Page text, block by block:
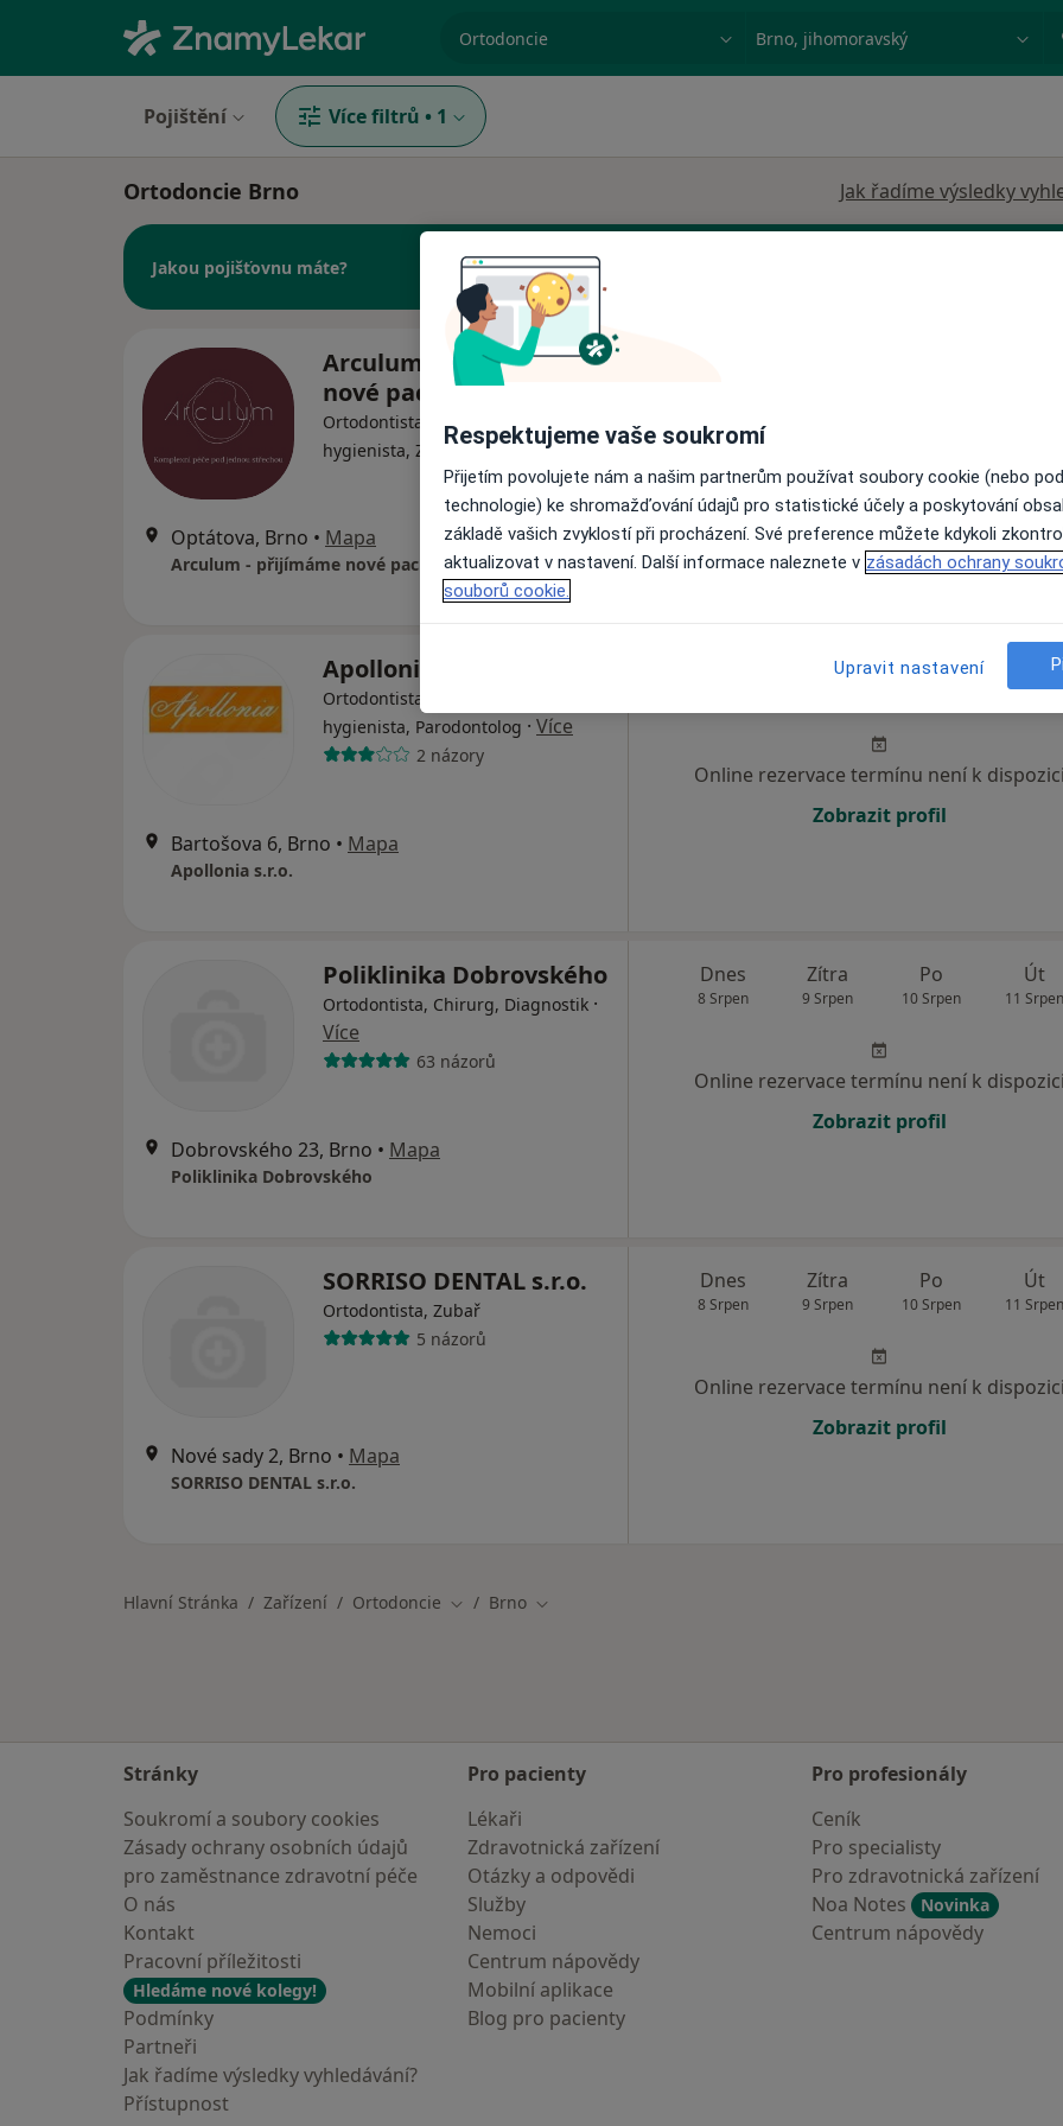
Město nebo region
Pojištění Více filtrů • 1
Ortodoncie Brno Jak řadíme výsledky
Jakou pojišťovnu máte?
Arculum - přijímáme
nové pacienty
Ortodontista, Dentální hygienistka,
hygienista, Zubař·Více
Optátova, Brno • Mapa
Arculum - přijímáme nové pacienty
Online rezervace termínu není k dispozici
Zobrazit profil
Apollonia s.r.o.
Ortodontista, Dentální hygienistka,
hygienista, Parodontolog · Více
2 názory
Bartošova 6, Brno • Mapa
Apollonia s.r.o.
Zítra Po
11
Online rezervace termínu není k dispozici
Zobrazit profil
Poliklinika Dobrovského
Ortodontista, Chirurg, Diagnostik ·
Více
63 názorů
Dobrovského 23, Brno • Mapa
Poliklinika Dobrovského
Dnes
8 Srpen
Zítra
9 Srpen
Po
10 Srpen
Út
11 Srpen
Online rezervace termínu není k dispozici
Zobrazit profil
SORRISO DENTAL s.r.o.
Ortodontista, Zubař
5 názorů
Nové sady 2, Brno • Mapa
SORRISO DENTAL s.r.o.
Dnes
8 Srpen
Zítra
9 Srpen
Po
10 Srpen
Út
11 Srpen
Online rezervace termínu není k dispozici
Zobrazit profil
Hlavní Stránka Zařízení Ortodoncie Změna města
Brno Změna města
Stránky
Soukromí a soubory cookies
Zásady ochrany osobních údajů
pro zaměstnance zdravotní péče
O nás
Kontakt
Pracovní příležitosti
Hledáme nové kolegy!
Podmínky
Partneři
Jak řadíme výsledky vyhledávání?
Přístupnost
Pro pacienty
Lékaři
Zdravotnická zařízení
Otázky a odpovědi
Služby
Nemoci
Centrum nápovědy
Mobilní aplikace
Blog pro pacienty
Pro profesionály
Ceník
Pro specialisty
Pro zdravotnická zařízení
Noa Notes
Novinka
Centrum nápovědy
Respektujeme vaše soukromí
Přijetím povolujete nám a našim partnerům používat soubory cookie (nebo
technologie) ke shromažďování údajů pro statistické účely a poskytování
základě vašich zvyklostí při procházení. Své preference můžete kdykoli
aktualizovat v nastavení. Další informace naleznete v zásadách ochrany
souborů cookie.
Upravit nastavení